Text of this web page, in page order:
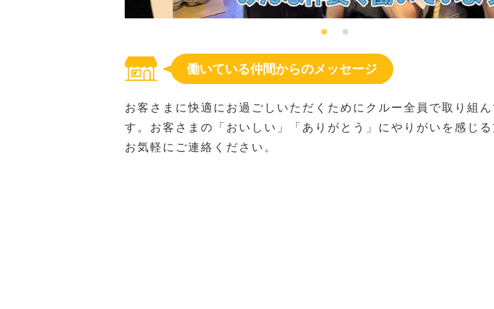
働いている仲間からのメッセージ
お客さまに快適にお過ごしいただくためにクルー全員で取り組ん
す。お客さまの「おいしい」「ありがとう」にやりがいを感じる
お気軽にご連絡ください。